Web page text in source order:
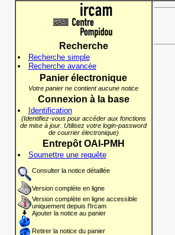
Recherche
Recherche simple
Recherche avancée
Panier électronique
Votre panier ne contient aucune notice
Connexion à la base
Identification
(Identifiez-vous pour accéder aux fonctions
de mise à jour. Utilisez votre login-password
de courrier électronique)
Entrepôt OAI-PMH
Soumettre une requête
Consulter la notice détaillée
Version complète en ligne
Version complète en ligne accessible
uniquement depuis l'Ircam
Ajouter la notice au panier
Retirer la notice du panier